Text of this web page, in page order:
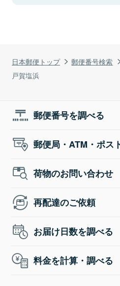
日本郵便トップ 郵便番号検索
戸賀塩浜
郵便番号を調べる
郵便局・ATM・ポス
荷物のお問い合わせ
再配達のご依頼
お届け日数を調べる
料金を計算・調べる